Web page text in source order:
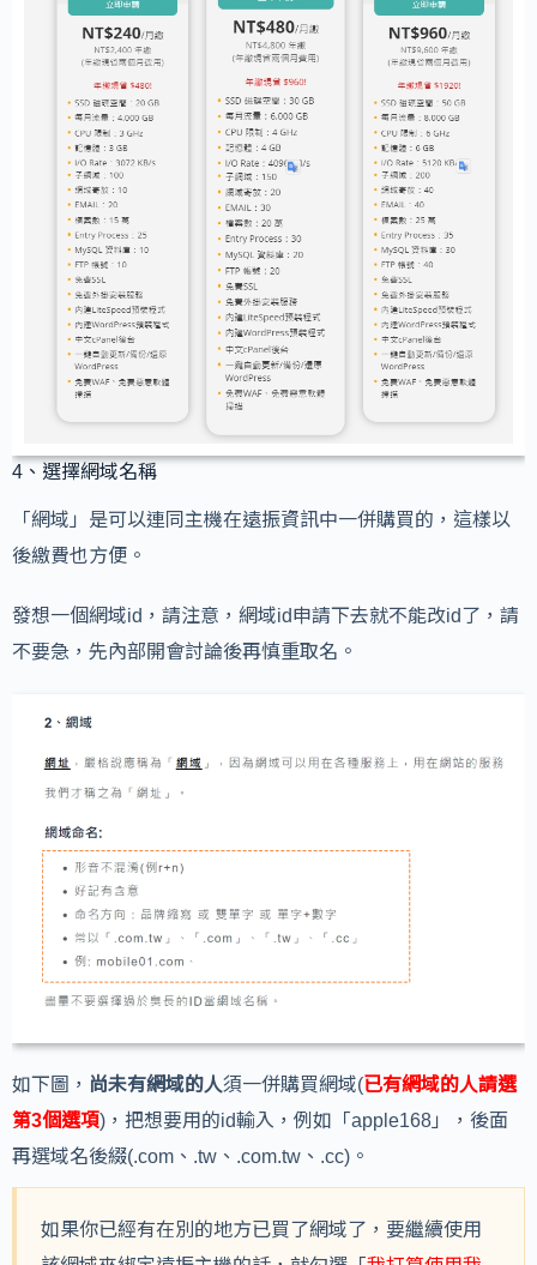
4、選擇網域名稱
「網域」是可以連同主機在遠振資訊中一併購買的，這樣以
後繳費也方便。
發想一個網域id，請注意，網域id申請下去就不能改id了，請
不要急，先內部開會討論後再慎重取名。
如下圖， 尚未有網域的人須一併購買網域(已有網域的人請選
第3個選項)，把想要用的id輸入，例如「apple168」，後面
再選域名後綴(.com、.tw、.com.tw、.cc)。
如果你已經有在別的地方已買了網域了，要繼續使用